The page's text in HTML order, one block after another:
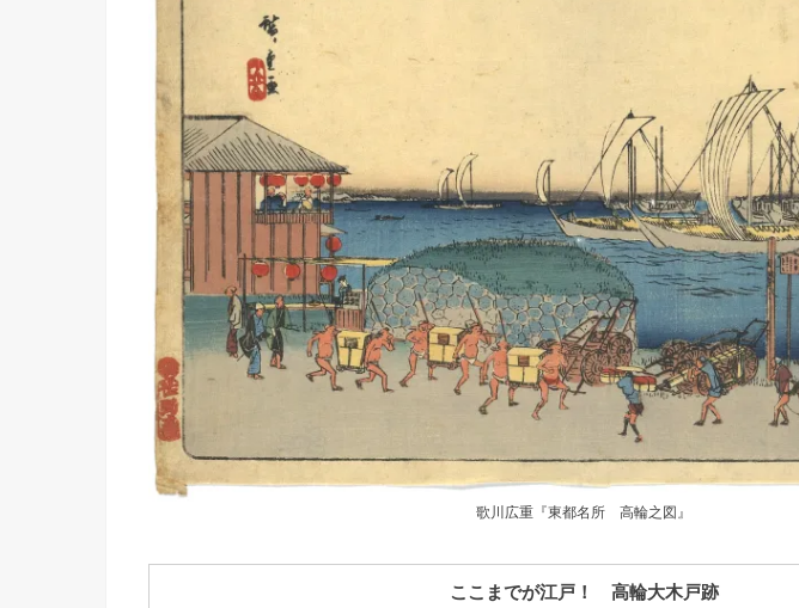
歌川広重『東都名所 高輪之図』
ここまでが江戸！ 高輪大木戸跡